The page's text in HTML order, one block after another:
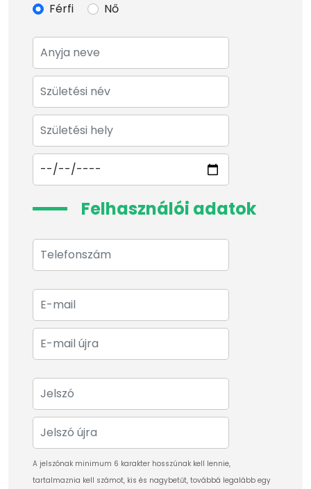
Férfi Nő
Felhasználói adatok
A jelszónak minimum 6 karakter hosszúnak kell lennie,
tartalmaznia kell számot, kis és nagybetűt, továbbá legalább egy